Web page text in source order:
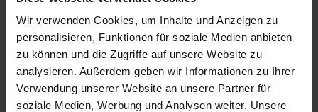
Wir verwenden Cookies, um Inhalte und Anzeigen zu
personalisieren, Funktionen für soziale Medien anbieten
zu können und die Zugriffe auf unsere Website zu
analysieren. Außerdem geben wir Informationen zu Ihrer
Verwendung unserer Website an unsere Partner für
soziale Medien, Werbung und Analysen weiter. Unsere
lose Ware Sackware
September
Januar
Mai
250 €
300 €